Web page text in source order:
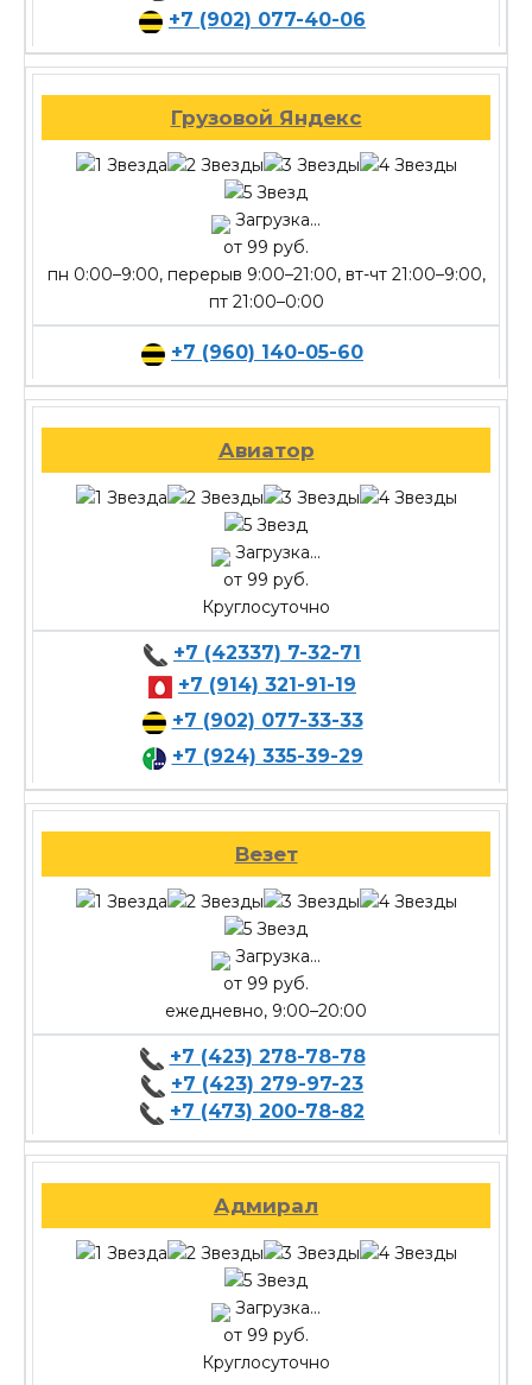
+7 (902) 077-40-06
Грузовой Яндекс
Загрузка...
от 99 руб.
пн 0:00–9:00, перерыв 9:00–21:00, вт-чт 21:00–9:00,
пт 21:00–0:00
+7 (960) 140-05-60
Авиатор
Загрузка...
от 99 руб.
Круглосуточно
+7 (42337) 7-32-71
+7 (914) 321-91-19
+7 (902) 077-33-33
+7 (924) 335-39-29
Везет
Загрузка...
от 99 руб.
ежедневно, 9:00–20:00
+7 (423) 278-78-78
+7 (423) 279-97-23
+7 (473) 200-78-82
Адмирал
Загрузка...
от 99 руб.
Круглосуточно